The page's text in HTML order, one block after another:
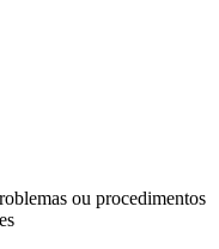
ou procedimentos